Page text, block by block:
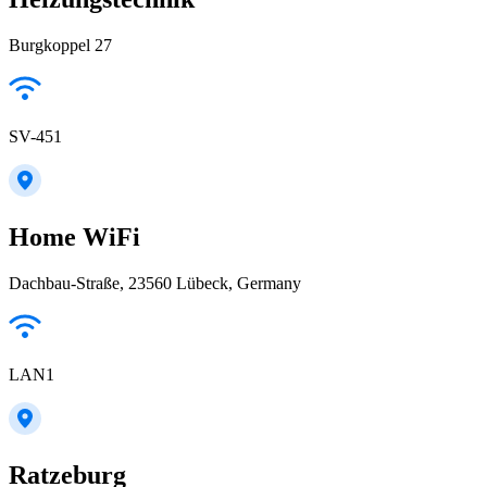
Burgkoppel 27
SV-451
Home WiFi
Dachbau-Straße, 23560 Lübeck, Germany
LAN1
Ratzeburg